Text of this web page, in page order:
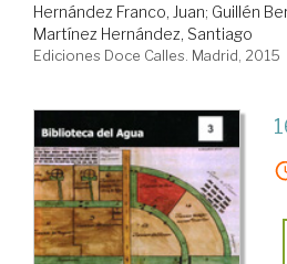
Hernández Franco, Juan; Guillén
Martínez Hernández, Santiago
Ediciones Doce Calles. Madrid, 2015